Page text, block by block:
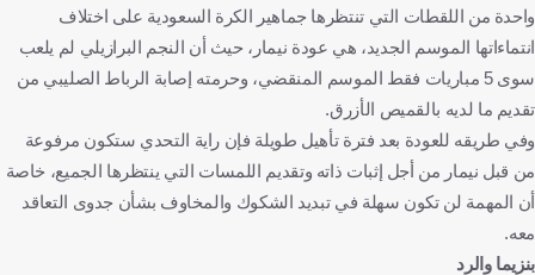
واحدة من اللقطات التي تنتظرها جماهير الكرة السعودية على اختلاف
انتماءاتها الموسم الجديد، هي عودة نيمار، حيث أن النجم البرازيلي لم يلعب
سوى 5 مباريات فقط الموسم المنقضي، وحرمته إصابة الرباط الصليبي من
تقديم ما لديه بالقميص الأزرق.
وفي طريقه للعودة بعد فترة تأهيل طويلة فإن راية التحدي ستكون مرفوعة
من قبل نيمار من أجل إثبات ذاته وتقديم اللمسات التي ينتظرها الجميع، خاصة
أن المهمة لن تكون سهلة في تبديد الشكوك والمخاوف بشأن جدوى التعاقد
معه.
بنزيما والرد